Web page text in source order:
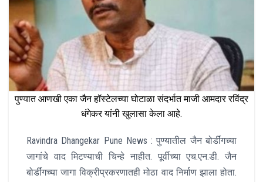
पुण्यात आणखी एका जैन हॉस्टेलच्या घोटाळा संदर्भात माजी आमदार रविंद्र
धंगेकर यांनी खुलासा केला आहे.
Ravindra Dhangekar Pune News : पुण्यातील जैन बोर्डींगच्या
जागांचे वाद मिटण्याची चिन्हे नाहीत. पूर्वीच्या एच.एन.डी. जैन
बोर्डींगच्या जागा विक्रीप्रकरणातही मोठा वाद निर्माण झाला होता.